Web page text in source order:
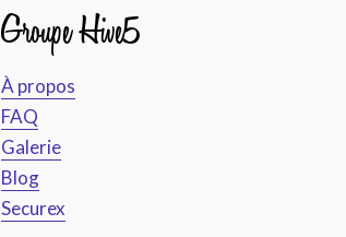
Groupe Hive5
À propos
FAQ
Galerie
Blog
Securex